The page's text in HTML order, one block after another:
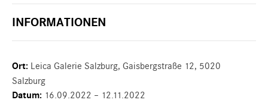
INFORMATIONEN
Ort: Leica Galerie Salzburg, Gaisbergstraße 12, 5020
Salzburg
Datum: 16.09.2022 – 12.11.2022